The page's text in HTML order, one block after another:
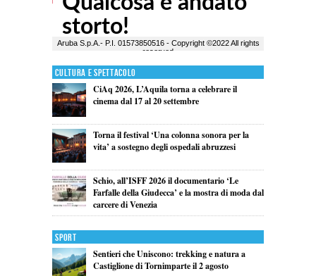
Cultura e Spettacolo
CiAq 2026, L’Aquila torna a celebrare il
cinema dal 17 al 20 settembre
Torna il festival ‘Una colonna sonora per la
vita’ a sostegno degli ospedali abruzzesi
Schio, all’ISFF 2026 il documentario ‘Le
Farfalle della Giudecca’ e la mostra di moda dal
carcere di Venezia
Sport
Sentieri che Uniscono: trekking e natura a
Castiglione di Tornimparte il 2 agosto